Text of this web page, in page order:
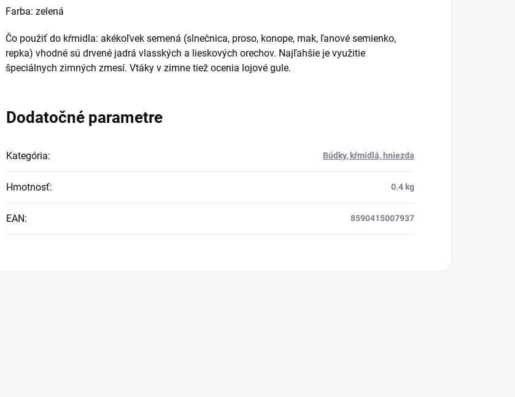
Farba: zelená
Čo použiť do kŕmidla: akékoľvek semená (slnečnica, proso, konope, mak, ľanové semienko,
repka) vhodné sú drvené jadrá vlasských a lieskových orechov. Najľahšie je využitie
špeciálnych zimných zmesí. Vtáky v zimne tiež ocenia lojové gule.
Dodatočné parametre
Kategória: Búdky, kŕmidlá, hniezda
Hmotnosť: 0.4 kg
EAN: 8590415007937